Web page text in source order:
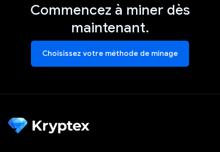
Commencez à miner dès
maintenant.
Choisissez votre méthode de minage